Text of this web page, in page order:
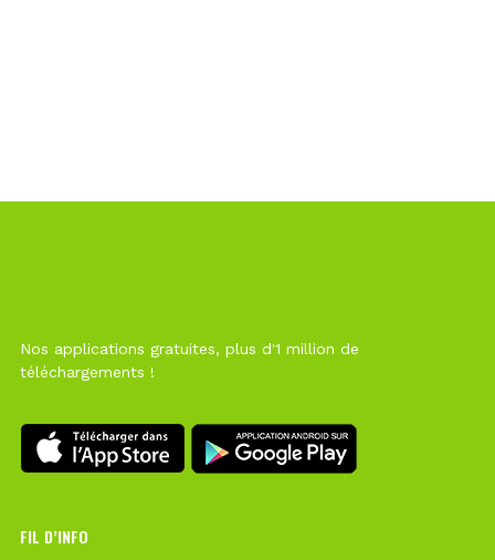
Nos applications gratuites, plus d'1 million de
téléchargements !
FIL D’INFO